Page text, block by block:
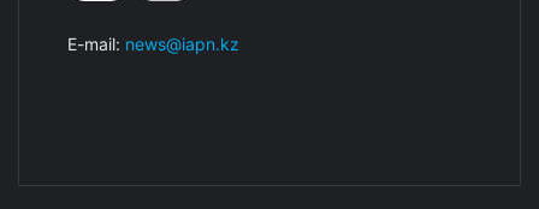
E-mail: news@iapn.kz